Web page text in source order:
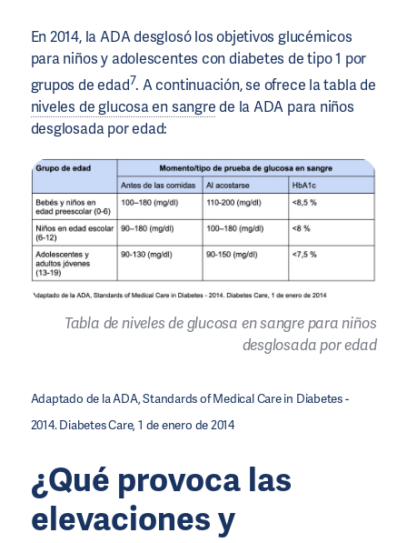
En 2014, la ADA desglosó los objetivos glucémicos
para niños y adolescentes con diabetes de tipo 1 por
grupos de edad7. A continuación, se ofrece la tabla de
niveles de glucosa en sangrede la ADA para niños
desglosada por edad:
Tabla de niveles de glucosa en sangre para niños
desglosada por edad
Adaptado de la ADA, Standards of Medical Care in Diabetes -
2014. Diabetes Care, 1 de enero de 2014
¿Qué provoca las
elevaciones y